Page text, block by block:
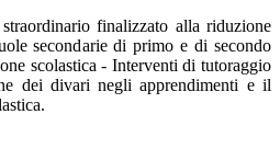
finalizzato alla riduzione
secondarie di primo e di secondo
scolastica - Interventi di tutoraggio
dei divari negli apprendimenti e il